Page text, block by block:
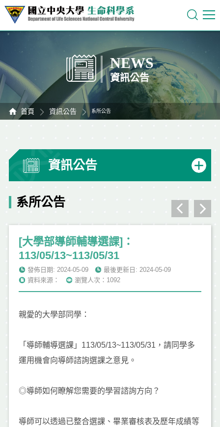
NEWS
資訊公告
首頁 資訊公告 系所公告
資訊公告
系所公告
[大學部導師輔導選課]：
113/05/13~113/05/31
發佈日期: 2024-05-09
最後更新日: 2024-05-09
資料來源：
瀏覽人次：1092
親愛的大學部同學：
「導師輔導選課」113/05/13~113/05/31，請同學多
運用機會向導師諮詢選課之意見。
◎導師如何瞭解您需要的學習諮詢方向？
導師可以透過已整合選課、畢業審核表及歷年成績等